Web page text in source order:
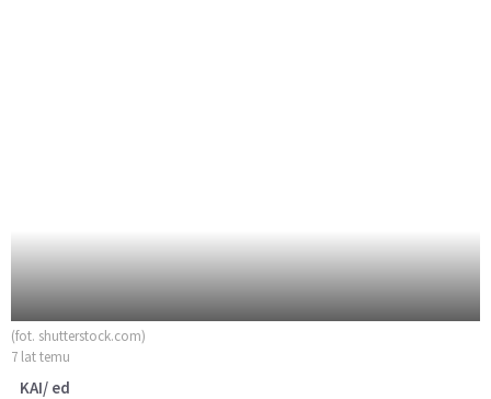
(fot. shutterstock.com)
7 lat temu
KAI/ ed